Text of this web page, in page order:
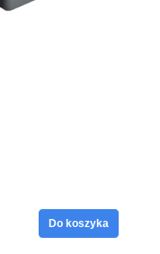
Do koszyka